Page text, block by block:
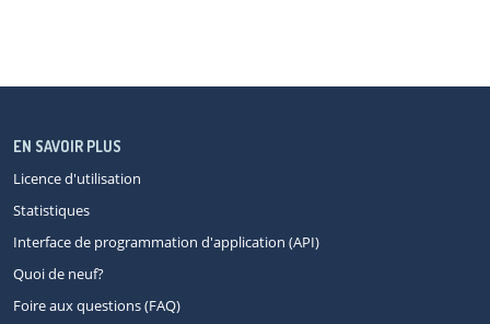
EN SAVOIR PLUS
Licence d'utilisation
Statistiques
Interface de programmation d'application (API)
Quoi de neuf?
Foire aux questions (FAQ)